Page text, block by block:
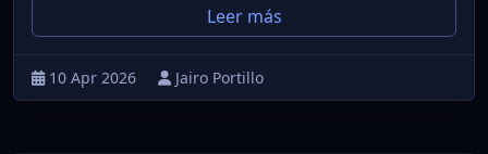
Leer más
10 Apr 2026 Jairo Portillo